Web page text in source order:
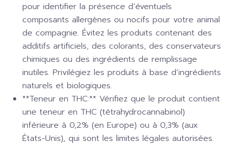
pour identifier la présence d’éventuels
composants allergènes ou nocifs pour votre animal
de compagnie. Évitez les produits contenant des
additifs artificiels, des colorants, des conservateurs
chimiques ou des ingrédients de remplissage
inutiles. Privilégiez les produits à base d’ingrédients
naturels et biologiques.
**Teneur en THC:** Vérifiez que le produit contient
une teneur en THC (tétrahydrocannabinol)
inférieure à 0,2% (en Europe) ou à 0,3% (aux
États-Unis), qui sont les limites légales autorisées.